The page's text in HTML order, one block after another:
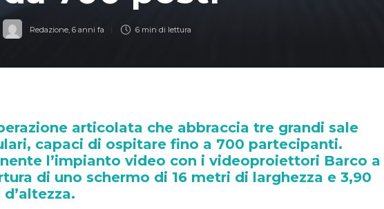
Redazione, 6 anni fa 6 min di lettura
articolata che abbraccia tre grandi sale
capaci di ospitare fino a 700 partecipanti.
l’impianto video con i videoproiettori Barco a
di uno schermo di 16 metri di larghezza e 3,90